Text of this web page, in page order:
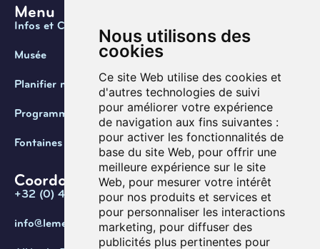
Nous utilisons des
cookies
Ce site Web utilise des cookies et
d'autres technologies de suivi
pour améliorer votre expérience
de navigation aux fins suivantes :
pour activer les fonctionnalités de
base du site Web, pour offrir une
meilleure expérience sur le site
Web, pour mesurer votre intérêt
pour nos produits et services et
pour personnaliser les interactions
marketing, pour diffuser des
publicités plus pertinentes pour
Menu
Infos et Contact
Musée
Planifier ma visite
Programmation
Fontaines de Belgique
Coordonnées
+32 (0) 470 / 67.20.55
info@lemef.be